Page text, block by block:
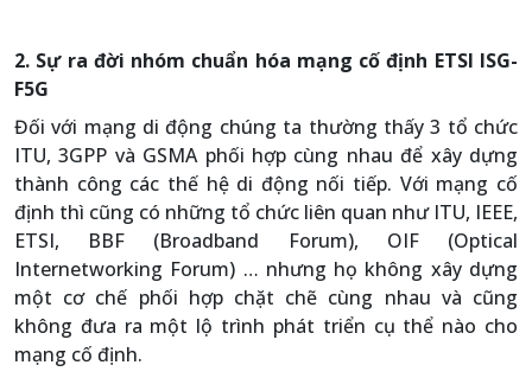
2. Sự ra đời nhóm chuẩn hóa mạng cố định ETSI ISG-
F5G
Đối với mạng di động chúng ta thường thấy 3 tổ chức
ITU, 3GPP và GSMA phối hợp cùng nhau để xây dựng
thành công các thế hệ di động nối tiếp. Với mạng cố
định thì cũng có những tổ chức liên quan như ITU, IEEE,
ETSI, BBF (Broadband Forum), OIF (Optical
Internetworking Forum) … nhưng họ không xây dựng
một cơ chế phối hợp chặt chẽ cùng nhau và cũng
không đưa ra một lộ trình phát triển cụ thể nào cho
mạng cố định.